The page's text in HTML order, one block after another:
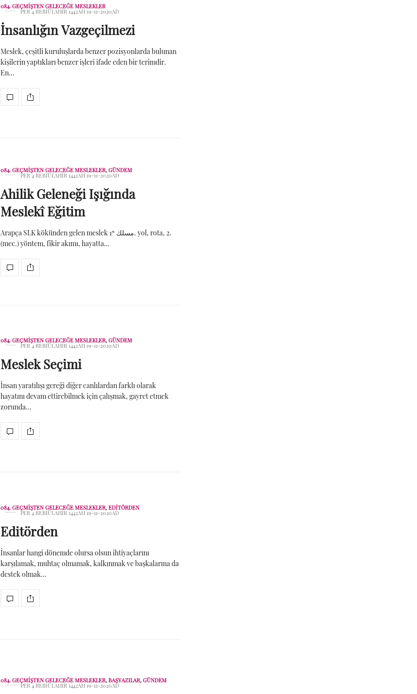
084. GEÇMIŞTEN GELECEĞE MESLEKLER
PER 4 REBIÜLAHIR 1442AH 19-11-2020AD
İnsanlığın Vazgeçilmezi
Meslek, çeşitli kuruluşlarda benzer pozisyonlarda bulunan
kişilerin yaptıkları benzer işleri ifade eden bir terimdir.
En…
084. GEÇMIŞTEN GELECEĞE MESLEKLER, GÜNDEM
PER 4 REBIÜLAHIR 1442AH 19-11-2020AD
Ahilik Geleneği Işığında
Meslekî Eğitim
Arapça SLK kökünden gelen meslek مسلك “1. yol, rota, 2.
(mec.) yöntem, fikir akımı, hayatta…
084. GEÇMIŞTEN GELECEĞE MESLEKLER, GÜNDEM
PER 4 REBIÜLAHIR 1442AH 19-11-2020AD
Meslek Seçimi
İnsan yaratılışı gereği diğer canlılardan farklı olarak
hayatını devam ettirebilmek için çalışmak, gayret etmek
zorunda…
084. GEÇMIŞTEN GELECEĞE MESLEKLER, EDITÖRDEN
PER 4 REBIÜLAHIR 1442AH 19-11-2020AD
Editörden
İnsanlar hangi dönemde olursa olsun ihtiyaçlarını
karşılamak, muhtaç olmamak, kalkınmak ve başkalarına da
destek olmak…
084. GEÇMIŞTEN GELECEĞE MESLEKLER, BAŞYAZILAR, GÜNDEM
PER 4 REBIÜLAHIR 1442AH 19-11-2020AD